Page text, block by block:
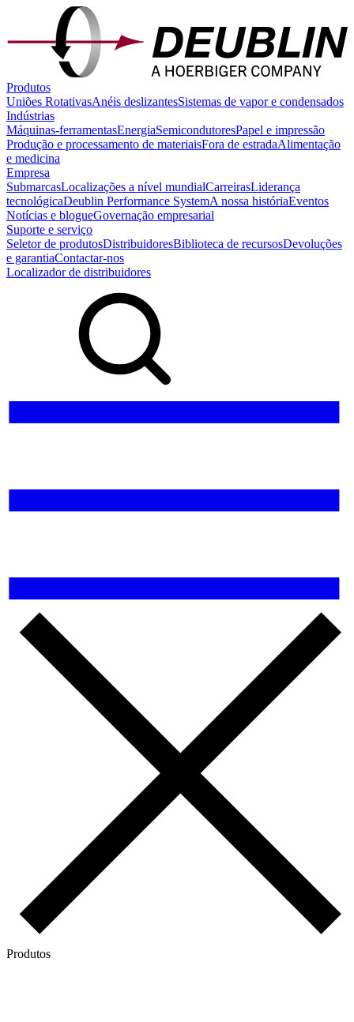
Produtos
Uniões RotativasAnéis deslizantesSistemas de vapor e condensados
Indústrias
Máquinas-ferramentasEnergiaSemicondutoresPapel e impressão
Produção e processamento de materiaisFora de estradaAlimentação
e medicina
Empresa
SubmarcasLocalizações a nível mundialCarreirasLiderança
tecnológicaDeublin Performance SystemA nossa históriaEventos
Notícias e blogueGovernação empresarial
Suporte e serviço
Seletor de produtosDistribuidoresBiblioteca de recursosDevoluções
e garantiaContactar-nos
Localizador de distribuidores
Produtos